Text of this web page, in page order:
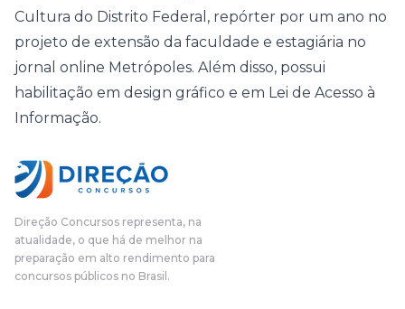
Cultura do Distrito Federal, repórter por um ano no
projeto de extensão da faculdade e estagiária no
jornal online Metrópoles. Além disso, possui
habilitação em design gráfico e em Lei de Acesso à
Informação.
Direção Concursos representa, na
atualidade, o que há de melhor na
preparação em alto rendimento para
concursos públicos no Brasil.